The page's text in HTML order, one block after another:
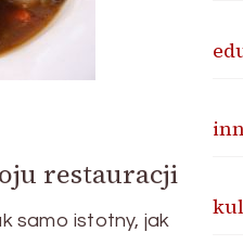
restauracji
samo istotny, jak